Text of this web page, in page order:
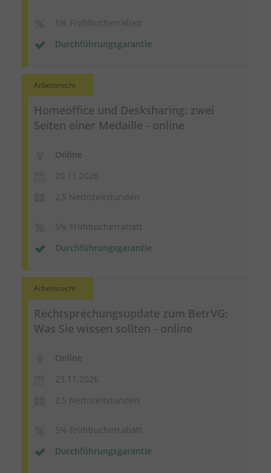
5% Frühbucherrabatt
Durchführungsgarantie
Arbeitsrecht
Homeoffice und Desksharing: zwei
Seiten einer Medaille - online
Online
20.11.2026
2,5 Nettozeitstunden
5% Frühbucherrabatt
Durchführungsgarantie
Arbeitsrecht
Rechtsprechungsupdate zum BetrVG:
Was Sie wissen sollten - online
Online
23.11.2026
2,5 Nettozeitstunden
5% Frühbucherrabatt
Durchführungsgarantie